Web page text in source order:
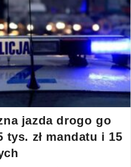
jazda drogo go
tys. zł mandatu i 15